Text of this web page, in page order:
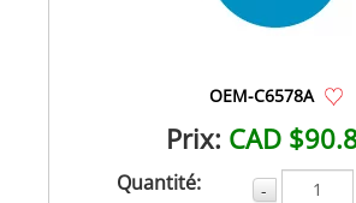
OEM-C6578A
Prix: CAD
Quantité: -